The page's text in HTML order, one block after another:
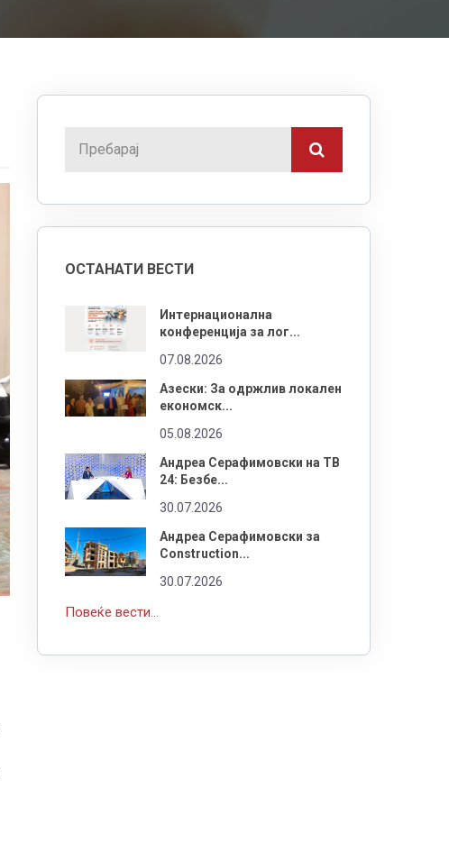
ОСТАНАТИ ВЕСТИ
Интернационална
конференција за лог...
07.08.2026
Азески: За одржлив локален
економск...
05.08.2026
Андреа Серафимовски на ТВ
24: Безбе...
30.07.2026
Андреа Серафимовски за
Construction...
30.07.2026
Повеќе вести...